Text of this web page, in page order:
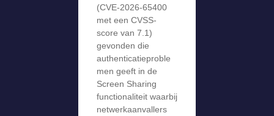
(CVE-2026-65400
met een CVSS-
score van 7.1)
gevonden die
authenticatieproble
men geeft in de
Screen Sharing
functionaliteit waarbij
netwerkaanvallers